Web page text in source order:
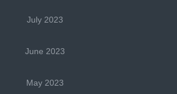
July 2023
June 2023
May 2023